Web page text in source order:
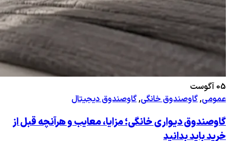
05 آگوست
عمومی,گاوصندوق خانگی,گاوصندوق دیجیتال
گاوصندوق دیواری خانگی؛ مزایا، معایب و هرآنچه قبل از
خرید باید بدانید